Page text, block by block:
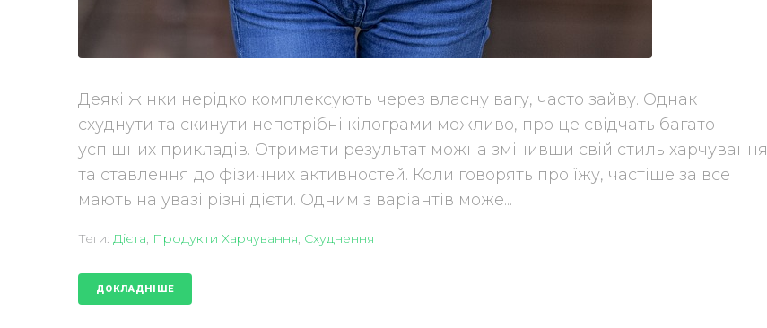
Деякі жінки нерідко комплексують через власну вагу, часто зайву. Однак
схуднути та скинути непотрібні кілограми можливо, про це свідчать багато
успішних прикладів. Отримати результат можна змінивши свій стиль харчування
та ставлення до фізичних активностей. Коли говорять про їжу, частіше за все
мають на увазі різні дієти. Одним з варіантів може...
Теги: Дієта, Продукти Харчування, Схуднення
ДОКЛАДНІШЕ